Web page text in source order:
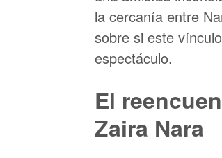
la cercanía entre
sobre si este
espectáculo.
El
Zaira Nara